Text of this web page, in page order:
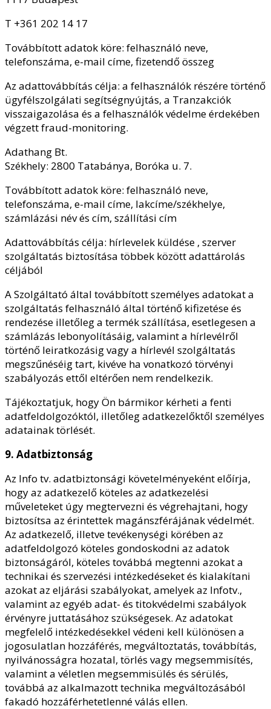
T +361 202 14 17
Továbbított adatok köre: felhasználó neve,
telefonszáma, e-mail címe, fizetendő összeg
Az adattovábbítás célja: a felhasználók részére történő
ügyfélszolgálati segítségnyújtás, a Tranzakciók
visszaigazolása és a felhasználók védelme érdekében
végzett fraud-monitoring.
Adathang Bt.
Székhely: 2800 Tatabánya, Boróka u. 7.
Továbbított adatok köre: felhasználó neve,
telefonszáma, e-mail címe, lakcíme/székhelye,
számlázási név és cím, szállítási cím
Adattovábbítás célja: hírlevelek küldése , szerver
szolgáltatás biztosítása többek között adattárolás
céljából
A Szolgáltató által továbbított személyes adatokat a
szolgáltatás felhasználó által történő kifizetése és
rendezése illetőleg a termék szállítása, esetlegesen a
számlázás lebonyolításáig, valamint a hírlevélről
történő leiratkozásig vagy a hírlevél szolgáltatás
megszűnéséig tart, kivéve ha vonatkozó törvényi
szabályozás ettől eltérően nem rendelkezik.
Tájékoztatjuk, hogy Ön bármikor kérheti a fenti
adatfeldolgozóktól, illetőleg adatkezelőktől személyes
adatainak törlését.
9. Adatbiztonság
Az Info tv. adatbiztonsági követelményeként előírja,
hogy az adatkezelő köteles az adatkezelési
műveleteket úgy megtervezni és végrehajtani, hogy
biztosítsa az érintettek magánszférájának védelmét.
Az adatkezelő, illetve tevékenységi körében az
adatfeldolgozó köteles gondoskodni az adatok
biztonságáról, köteles továbbá megtenni azokat a
technikai és szervezési intézkedéseket és kialakítani
azokat az eljárási szabályokat, amelyek az Infotv.,
valamint az egyéb adat- és titokvédelmi szabályok
érvényre juttatásához szükségesek. Az adatokat
megfelelő intézkedésekkel védeni kell különösen a
jogosulatlan hozzáférés, megváltoztatás, továbbítás,
nyilvánosságra hozatal, törlés vagy megsemmisítés,
valamint a véletlen megsemmisülés és sérülés,
továbbá az alkalmazott technika megváltozásából
fakadó hozzáférhetetlenné válás ellen.